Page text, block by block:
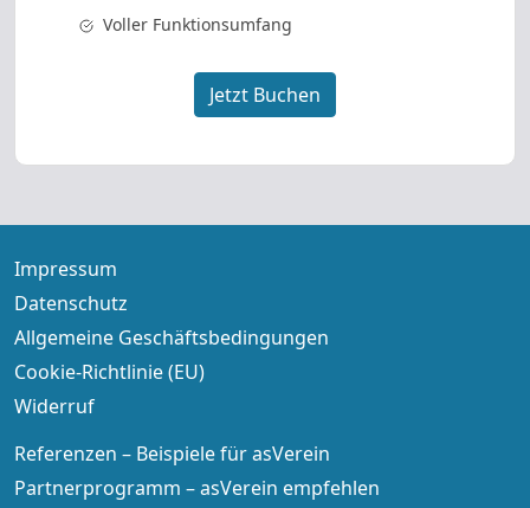
Voller Funktionsumfang
Jetzt Buchen
Impressum
Datenschutz
Allgemeine Geschäftsbedingungen
Cookie-Richtlinie (EU)
Widerruf
Referenzen – Beispiele für asVerein
Partnerprogramm – asVerein empfehlen